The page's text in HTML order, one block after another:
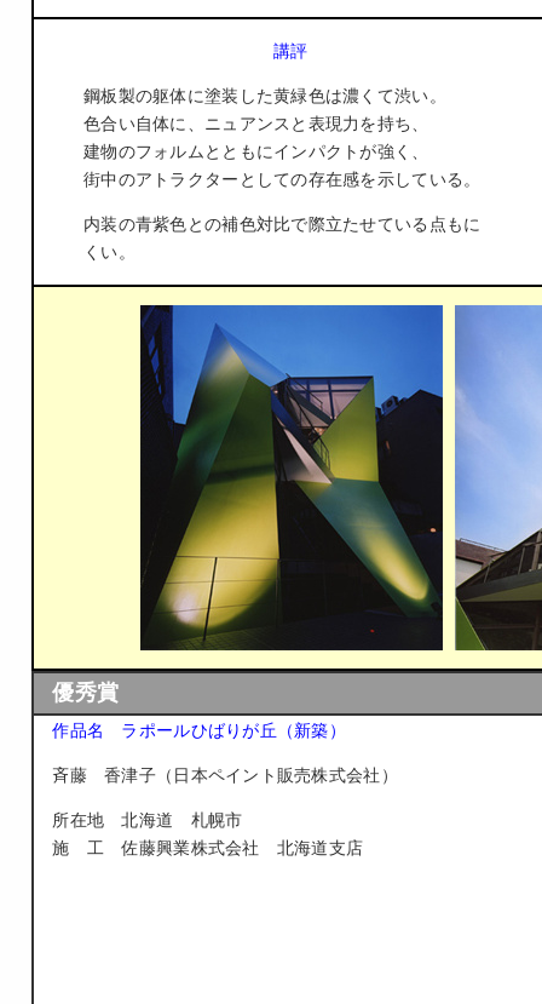
講評
鋼板製の躯体に塗装した黄緑色は濃くて渋い。
色合い自体に、ニュアンスと表現力を持ち、
建物のフォルムとともにインパクトが強く、
街中のアトラクターとしての存在感を示している。
内装の青紫色との補色対比で際立たせている点もに
くい。
優秀賞
作品名 ラポールひばりが丘（新築）
斉藤 香津子（日本ペイント販売株式会社）
所在地 北海道 札幌市
施 工 佐藤興業株式会社 北海道支店